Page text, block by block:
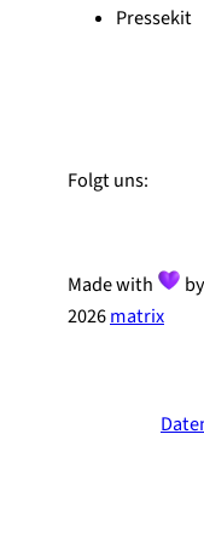
Pressekit
Folgt uns:
Made with
2026matrix